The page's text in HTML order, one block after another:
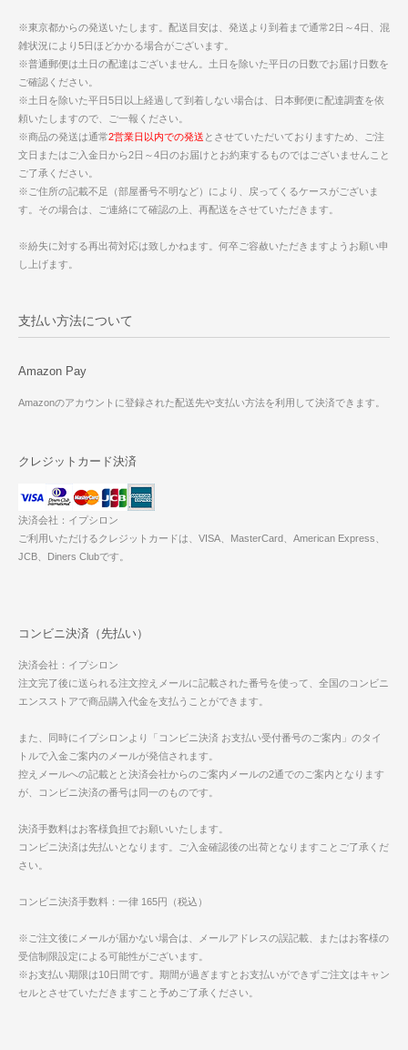
※東京都からの発送いたします。配送目安は、発送より到着まで通常2日～4日、混
雑状況により5日ほどかかる場合がございます。
※普通郵便は土日の配達はございません。土日を除いた平日の日数でお届け日数を
ご確認ください。
※土日を除いた平日5日以上経過して到着しない場合は、日本郵便に配達調査を依
頼いたしますので、ご一報ください。
※商品の発送は通常2営業日以内での発送 とさせていただいておりますため、ご注
文日またはご入金日から2日～4日のお届けとお約束するものではございませんこと
ご了承ください。
※ご住所の記載不足（部屋番号不明など）により、戻ってくるケースがございま
す。その場合は、ご連絡にて確認の上、再配送をさせていただきます。
※紛失に対する再出荷対応は致しかねます。何卒ご容赦いただきますようお願い申
し上げます。
支払い方法について
Amazon Pay
Amazonのアカウントに登録された配送先や支払い方法を利用して決済できます。
クレジットカード決済
決済会社：イプシロン
ご利用いただけるクレジットカードは、VISA、MasterCard、American Express、
JCB、Diners Clubです。
コンビニ決済（先払い）
決済会社：イプシロン
注文完了後に送られる注文控えメールに記載された番号を使って、全国のコンビニ
エンスストアで商品購入代金を支払うことができます。
また、同時にイプシロンより「コンビニ決済 お支払い受付番号のご案内」のタイ
トルで入金ご案内のメールが発信されます。
控えメールへの記載とと決済会社からのご案内メールの2通でのご案内となります
が、コンビニ決済の番号は同一のものです。
決済手数料はお客様負担でお願いいたします。
コンビニ決済は先払いとなります。ご入金確認後の出荷となりますことご了承くだ
さい。
コンビニ決済手数料：一律 165円（税込）
※ご注文後にメールが届かない場合は、メールアドレスの誤記載、またはお客様の
受信制限設定による可能性がございます。
※お支払い期限は10日間です。期間が過ぎますとお支払いができずご注文はキャン
セルとさせていただきますこと予めご了承ください。